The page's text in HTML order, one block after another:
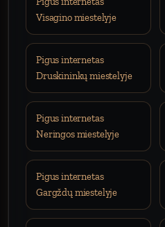
Visagino miestelyje
Pigus internetas
Druskininkų miestelyje
Pigus internetas
Neringos miestelyje
Pigus internetas
Gargždų miestelyje